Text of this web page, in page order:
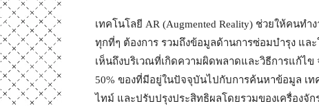
เทคโนโลยี AR (Augmented Reality) ช่วยให้คนท
ทุกที่ๆ ต้องการ รวมถึงข้อมูลด้านการซ่อมบำรุง แ
เห็นถึงบริเวณที่เกิดความผิดพลาดและวิธีการแก้ไข
50% ของที่มีอยู่ในปัจจุบันไปกับการค้นหาข้อมูล เท
ไทม์ และปรับปรุงประสิทธิผลโดยรวมของเครื่องจัก